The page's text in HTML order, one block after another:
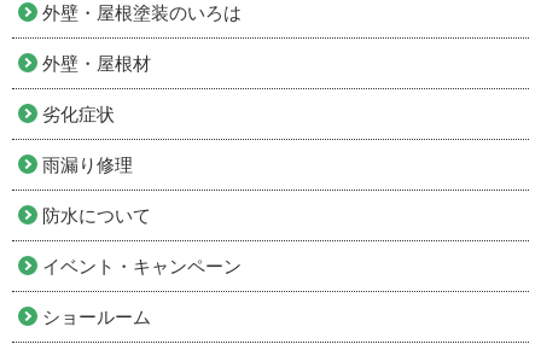
外壁・屋根塗装のいろは
外壁・屋根材
劣化症状
雨漏り修理
防水について
イベント・キャンペーン
ショールーム